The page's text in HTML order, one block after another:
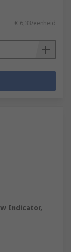
€ 6,33/eenheid
Indicator,